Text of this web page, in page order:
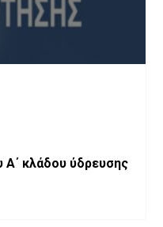
του Α΄ κλάδου ύδρευσης